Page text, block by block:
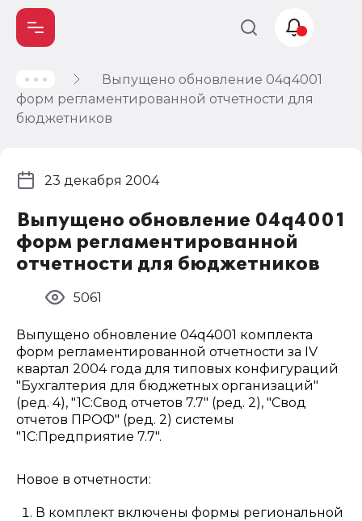
Выпущено обновление 04q4001
форм регламентированной отчетности для
бюджетников
Выпущено обновление 04q4001
форм регламентированной
отчетности для бюджетников
23 декабря 2004
5061
Выпущено обновление 04q4001 комплекта
форм регламентированной отчетности за IV
квартал 2004 года для типовых конфигураций
"Бухгалтерия для бюджетных организаций"
(ред. 4), "1С:Свод отчетов 7.7" (ред. 2), "Свод
отчетов ПРОФ" (ред. 2) системы
"1С:Предприятие 7.7".
Новое в отчетности:
В комплект включены формы региональной
Учет и
налогообложение